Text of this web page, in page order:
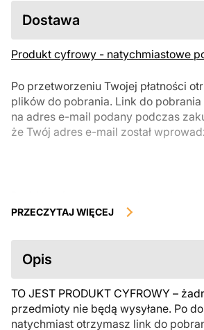
Dostawa
Produkt cyfrowy - natychmiastowe
Po przetworzeniu Twojej płatności
plików do pobrania. Link do pobrania
na adres e-mail podany podczas
że Twój adres e-mail został
podlegają zwrotowi ani wymianie po ich
przed zakupem. Jeśli masz jakiekolwiek
skontaktuj się bezpośrednio ze sprzedawcą.
PRZECZYTAJ WIĘCEJ
Opis
TO JEST PRODUKT CYFROWY –
przedmioty nie będą wysyłane. Po
natychmiast otrzymasz link do